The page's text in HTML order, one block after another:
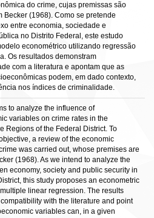
do crime, cujas premissas são
Becker (1968). Como se pretende
entre economia, sociedade e
no Distrito Federal, este estudo
econométrico utilizando regressão
Os resultados demonstram
com a literatura e apontam que as
podem, em dado contexto,
nos índices de criminalidade.
to analyze the influence of
variables on crime rates in the
Regions of the Federal District. To
a review of the economic
was carried out, whose premises are
(1968). As we intend to analyze the
economy, society and public security in
this study proposes an econometric
linear regression. The results
with the literature and point
variables can, in a given